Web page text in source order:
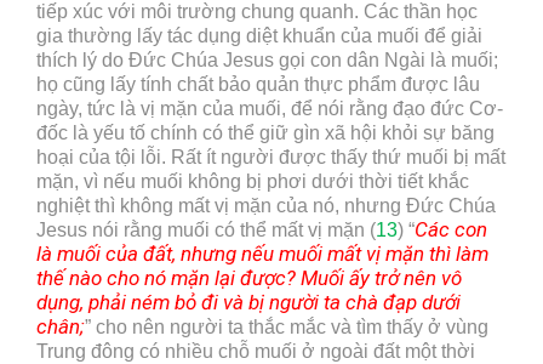
tiếp xúc với môi trường chung quanh. Các thần học
gia thường lấy tác dụng diệt khuẩn của muối để giải
thích lý do Đức Chúa Jesus gọi con dân Ngài là muối;
họ cũng lấy tính chất bảo quản thực phẩm được lâu
ngày, tức là vị mặn của muối, để nói rằng đạo đức Cơ-
đốc là yếu tố chính có thể giữ gìn xã hội khỏi sự băng
hoại của tội lỗi. Rất ít người được thấy thứ muối bị mất
mặn, vì nếu muối không bị phơi dưới thời tiết khắc
nghiệt thì không mất vị mặn của nó, nhưng Đức Chúa
Jesus nói rằng muối có thể mất vị mặn (13) “Các con
là muối của đất, nhưng nếu muối mất vị mặn thì làm
thế nào cho nó mặn lại được? Muối ấy trở nên vô
dụng, phải ném bỏ đi và bị người ta chà đạp dưới
chân;” cho nên người ta thắc mắc và tìm thấy ở vùng
Trung đông có nhiều chỗ muối ở ngoài đất một thời